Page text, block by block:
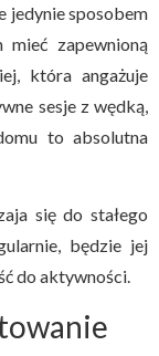
jedynie sposobem
mieć zapewnioną
która angażuje
sesje z wędką,
to absolutna
się do stałego
będzie jej
do aktywności.